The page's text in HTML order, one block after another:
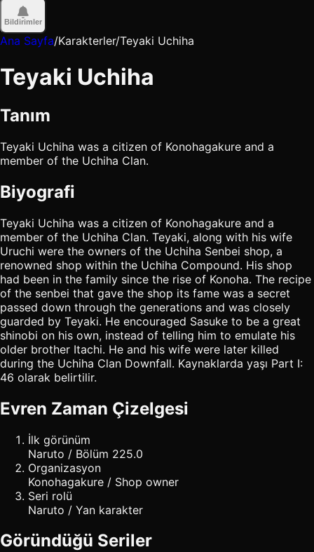
Bildirimler
Ana Sayfa/Karakterler/Teyaki Uchiha
Teyaki Uchiha
Tanım
Teyaki Uchiha was a citizen of Konohagakure and a
member of the Uchiha Clan.
Biyografi
Teyaki Uchiha was a citizen of Konohagakure and a
member of the Uchiha Clan. Teyaki, along with his wife
Uruchi were the owners of the Uchiha Senbei shop, a
renowned shop within the Uchiha Compound. His shop
had been in the family since the rise of Konoha. The recipe
of the senbei that gave the shop its fame was a secret
passed down through the generations and was closely
guarded by Teyaki. He encouraged Sasuke to be a great
shinobi on his own, instead of telling him to emulate his
older brother Itachi. He and his wife were later killed
during the Uchiha Clan Downfall. Kaynaklarda yaşı Part I:
46 olarak belirtilir.
Evren Zaman Çizelgesi
İlk görünüm
Naruto / Bölüm 225.0
Organizasyon
Konohagakure / Shop owner
Seri rolü
Naruto / Yan karakter
Göründüğü Seriler